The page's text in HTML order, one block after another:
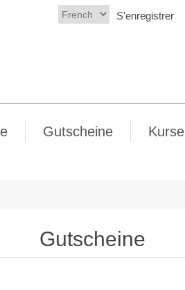
S'enregistrer
Gutscheine Kurse
Gutscheine